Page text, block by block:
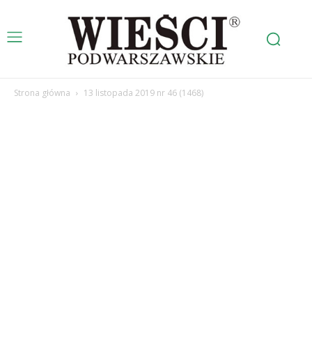
Strona główna 13 listopada 2019 nr 46 (1468)